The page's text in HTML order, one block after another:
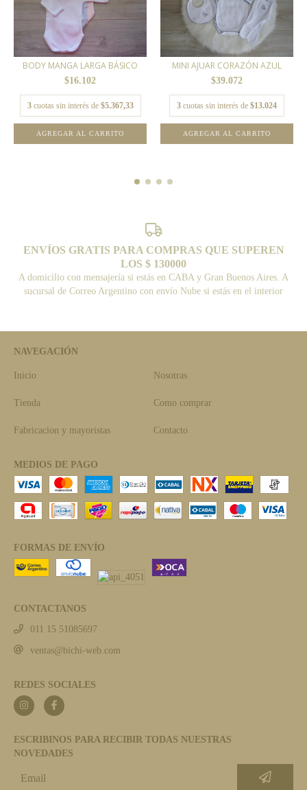
BODY MANGA LARGA BÁSICO
$16.102
3 cuotas sin interés de $5.367,33
AGREGAR AL CARRITO
MINI AJUAR CORAZÓN AZUL
$39.072
3 cuotas sin interés de $13.024
AGREGAR AL CARRITO
ENVÍOS GRATIS PARA COMPRAS QUE SUPEREN
LOS $ 130000
A domicilio con mensajería si estás en CABA y Gran Buenos Aires. A
sucursal de Correo Argentino con envío Nube si estás en el interior
NAVEGACIÓN
Inicio Nosotras
Tienda Como comprar
Fabricacion y mayoristas Contacto
MEDIOS DE PAGO
FORMAS DE ENVÍO
CONTACTANOS
011 15 51085697
ventas@bichi-web.com
REDES SOCIALES
ESCRIBINOS PARA RECIBIR TODAS NUESTRAS
NOVEDADES